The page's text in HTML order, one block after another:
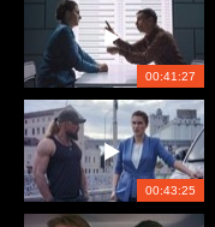
00:41:27
00:43:25